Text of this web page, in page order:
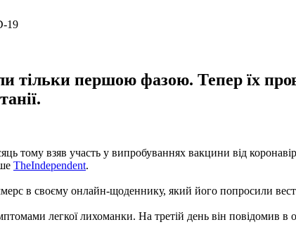
тільки першою фазою. Тепер їх
тому взяв участь у випробуваннях вакцини від
TheIndependent.
в своєму онлайн-щоденнику, який його попросили
легкої лихоманки. На третій день він повідомив